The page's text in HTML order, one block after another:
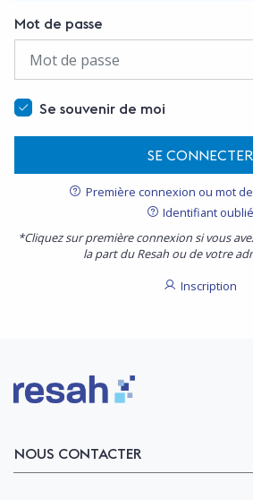
Mot de passe
Se souvenir de moi
SE CONNECTER
Première connexion ou mot
Identifiant oublié
*Cliquez sur première connexion si vous
la part du Resah ou de votre
Inscription
Logo Resah
NOUS CONTACTER